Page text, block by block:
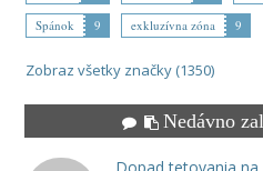
Spánok
9 exkluzívna zóna 9
Zobraz všetky značky (1350)
Nedávno